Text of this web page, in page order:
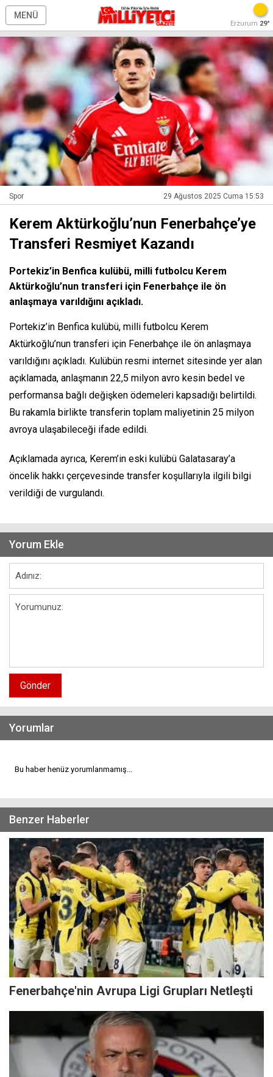
MENÜ
Erzurum 29°
Spor 29 Ağustos 2025 Cuma 15:53
Kerem Aktürkoğlu’nun Fenerbahçe’ye
Transferi Resmiyet Kazandı
Portekiz’in Benfica kulübü, milli futbolcu Kerem
Aktürkoğlu’nun transferi için Fenerbahçe ile ön
anlaşmaya varıldığını açıkladı.
Portekiz’in Benfica kulübü, milli futbolcu Kerem
Aktürkoğlu’nun transferi için Fenerbahçe ile ön anlaşmaya
varıldığını açıkladı. Kulübün resmi internet sitesinde yer alan
açıklamada, anlaşmanın 22,5 milyon avro kesin bedel ve
performansa bağlı değişken ödemeleri kapsadığı belirtildi.
Bu rakamla birlikte transferin toplam maliyetinin 25 milyon
avroya ulaşabileceği ifade edildi.
Açıklamada ayrıca, Kerem’in eski kulübü Galatasaray’a
öncelik hakkı çerçevesinde transfer koşullarıyla ilgili bilgi
verildiği de vurgulandı.
Yorum Ekle
Gönder
Yorumlar
Bu haber henüz yorumlanmamış...
Benzer Haberler
Fenerbahçe'nin Avrupa Ligi Grupları Netleşti